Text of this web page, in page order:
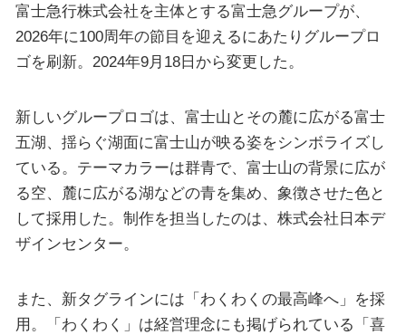
富士急行株式会社を主体とする富士急グループが、
2026年に100周年の節目を迎えるにあたりグループロ
ゴを刷新。2024年9月18日から変更した。
新しいグループロゴは、富士山とその麓に広がる富士
五湖、揺らぐ湖面に富士山が映る姿をシンボライズし
ている。テーマカラーは群青で、富士山の背景に広が
る空、麓に広がる湖などの青を集め、象徴させた色と
して採用した。制作を担当したのは、株式会社日本デ
ザインセンター。
また、新タグラインには「わくわくの最高峰へ」を採
用。「わくわく」は経営理念にも掲げられている「喜